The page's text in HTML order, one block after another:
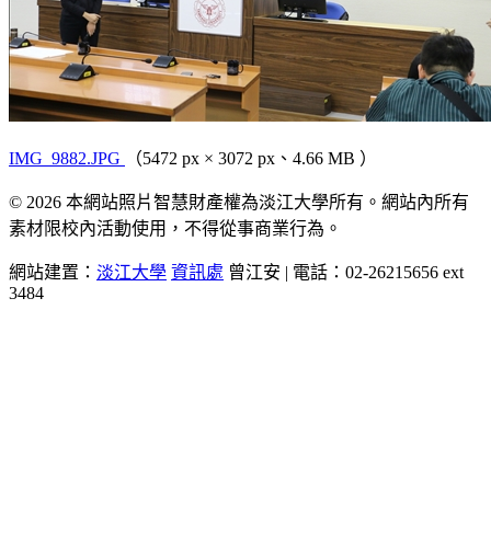
IMG_9882.JPG （5472 px × 3072 px、4.66 MB ）
© 2026 本網站照片智慧財產權為淡江大學所有。網站內所有
素材限校內活動使用，不得從事商業行為。
網站建置： 淡江大學 資訊處 曾江安 | 電話：02-26215656 ext
3484